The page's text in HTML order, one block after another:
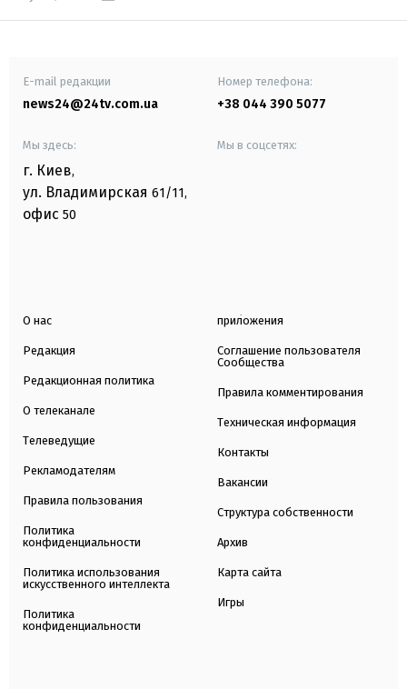
E-mail редакции
news24@24tv.com.ua
Номер телефона:
+38 044 390 5077
Мы здесь:
г. Киев,
ул. Владимирская 61/11,
офис 50
Мы в соцсетях:
О нас
Редакция
Редакционная политика
О телеканале
Телеведущие
Рекламодателям
Правила пользования
Политика
конфиденциальности
Политика использования
искусственного интеллекта
Политика
конфиденциальности
приложения
Соглашение пользователя
Сообщества
Правила комментирования
Техническая информация
Контакты
Вакансии
Структура собственности
Архив
Карта сайта
Игры